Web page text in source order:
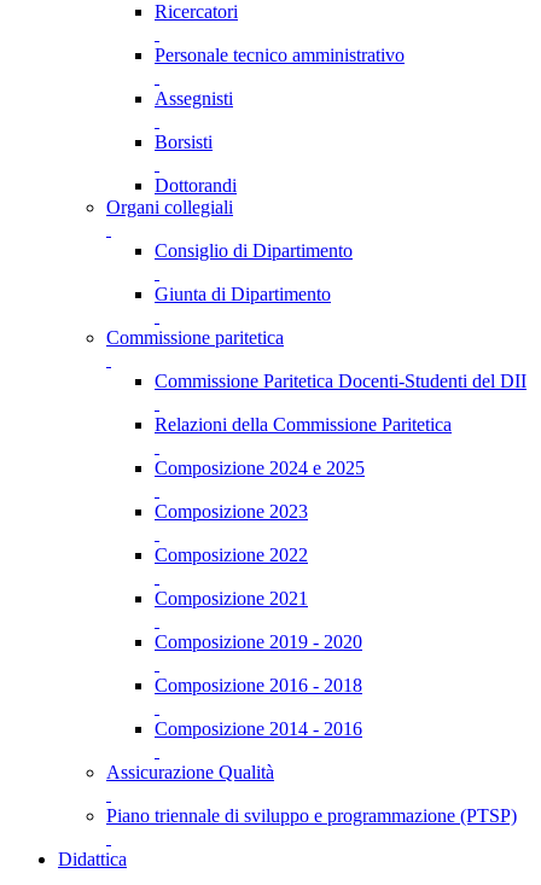
Ricercatori
Personale tecnico amministrativo
Assegnisti
Borsisti
Dottorandi
Organi collegiali
Consiglio di Dipartimento
Giunta di Dipartimento
Commissione paritetica
Commissione Paritetica Docenti-Studenti del DII
Relazioni della Commissione Paritetica
Composizione 2024 e 2025
Composizione 2023
Composizione 2022
Composizione 2021
Composizione 2019 - 2020
Composizione 2016 - 2018
Composizione 2014 - 2016
Assicurazione Qualità
Piano triennale di sviluppo e programmazione (PTSP)
Didattica